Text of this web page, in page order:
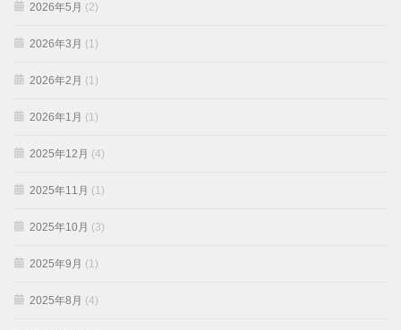
2026年5月 (2)
2026年3月 (1)
2026年2月 (1)
2026年1月 (1)
2025年12月 (4)
2025年11月 (1)
2025年10月 (3)
2025年9月 (1)
2025年8月 (4)